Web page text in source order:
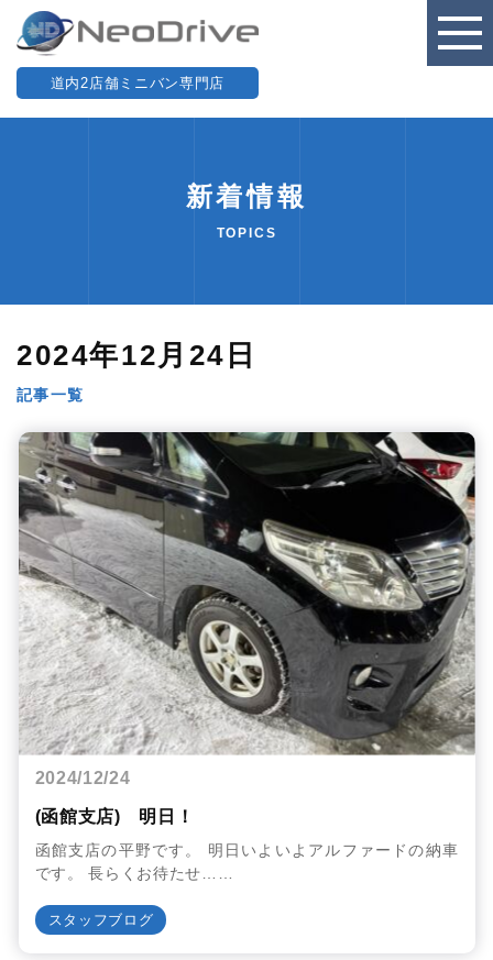
道内2店舗ミニバン専門店
新着情報
TOPICS
2024年12月24日
記事一覧
2024/12/24
(函館支店) 明日！
函館支店の平野です。 明日いよいよアルファードの納車
です。 長らくお待たせ……
スタッフブログ